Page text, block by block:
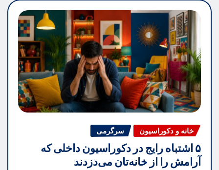
خانه و دکوراسیون سرگرمی
۵ اشتباه رایج در دکوراسیون داخلی که
آرامش را از خانه‌تان می‌دزدند